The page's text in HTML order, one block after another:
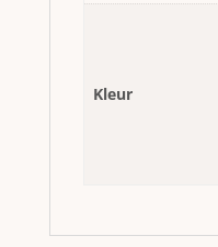
Kleur